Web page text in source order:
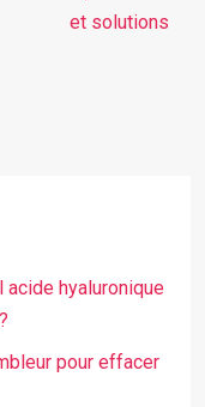
et solutions
acide hyaluronique
pour effacer